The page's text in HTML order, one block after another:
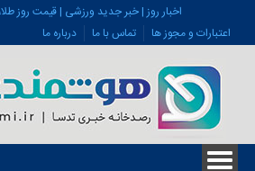
اخبار روز | خبر جدید ورزشی | قیمت روز
اعتبارات و مجوز ها
تماس با ما درباره ما